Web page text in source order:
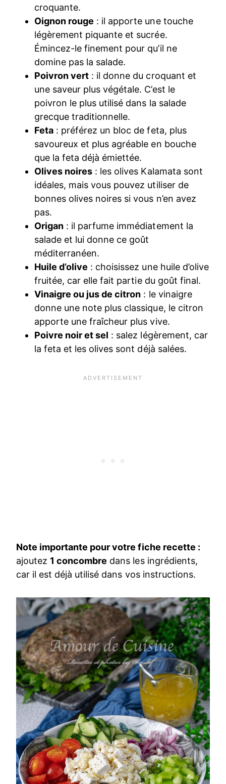
croquante.
Oignon rouge : il apporte une touche
légèrement piquante et sucrée.
Émincez-le finement pour qu’il ne
domine pas la salade.
Poivron vert : il donne du croquant et
une saveur plus végétale. C’est le
poivron le plus utilisé dans la salade
grecque traditionnelle.
Feta : préférez un bloc de feta, plus
savoureux et plus agréable en bouche
que la feta déjà émiettée.
Olives noires : les olives Kalamata sont
idéales, mais vous pouvez utiliser de
bonnes olives noires si vous n’en avez
pas.
Origan : il parfume immédiatement la
salade et lui donne ce goût
méditerranéen.
Huile d’olive : choisissez une huile d’olive
fruitée, car elle fait partie du goût final.
Vinaigre ou jus de citron : le vinaigre
donne une note plus classique, le citron
apporte une fraîcheur plus vive.
Poivre noir et sel : salez légèrement, car
la feta et les olives sont déjà salées.
Note importante pour votre fiche recette :
ajoutez 1 concombre dans les ingrédients,
car il est déjà utilisé dans vos instructions.